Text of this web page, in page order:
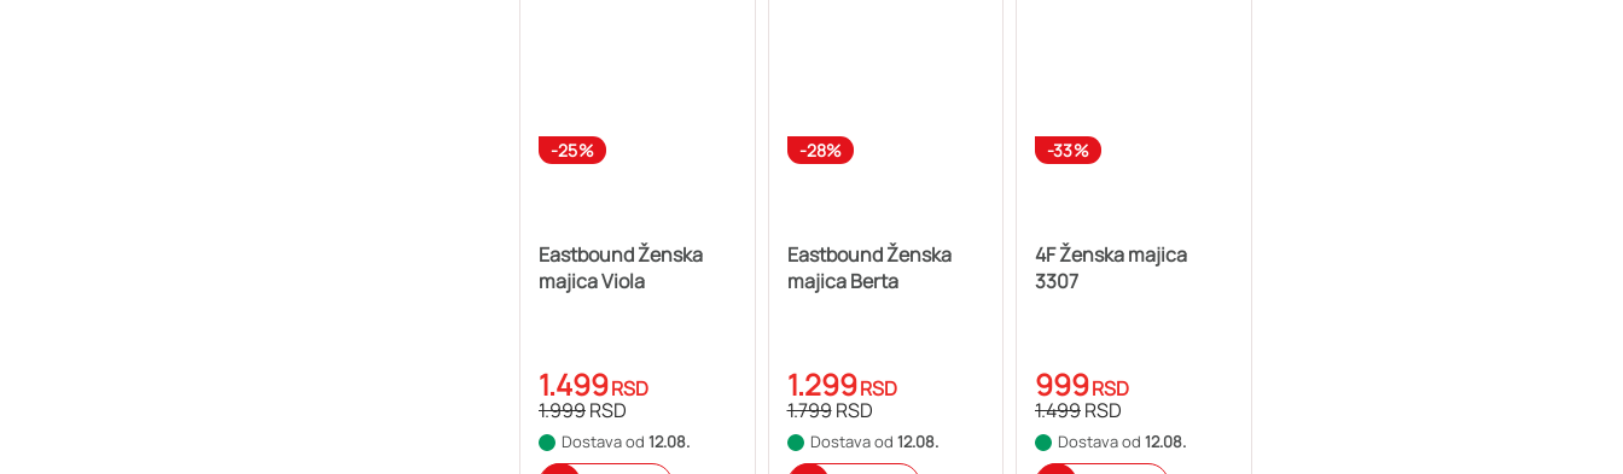
-25%
Eastbound Ženska
majica Viola
1.499RSD
1.999RSD
Dostava od 12.08.
-28%
Eastbound Ženska
majica Berta
1.299RSD
1.799RSD
Dostava od 12.08.
-33%
4F Ženska majica
3307
999RSD
1.499RSD
Dostava od 12.08.